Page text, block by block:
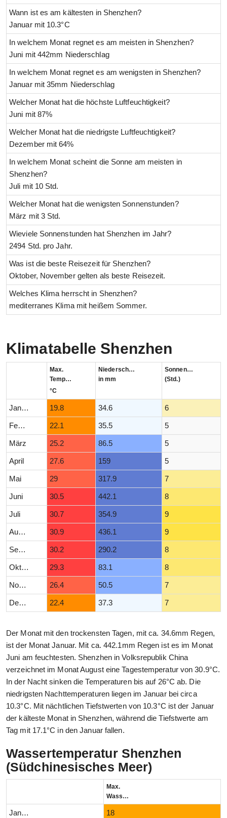
Wann ist es am kältesten in Shenzhen?
Januar mit 10.3°C
In welchem Monat regnet es am meisten in Shenzhen?
Juni mit 442mm Niederschlag
In welchem Monat regnet es am wenigsten in Shenzhen?
Januar mit 35mm Niederschlag
Welcher Monat hat die höchste Luftfeuchtigkeit?
Juni mit 87%
Welcher Monat hat die niedrigste Luftfeuchtigkeit?
Dezember mit 64%
In welchem Monat scheint die Sonne am meisten in
Shenzhen?
Juli mit 10 Std.
Welcher Monat hat die wenigsten Sonnenstunden?
März mit 3 Std.
Wieviele Sonnenstunden hat Shenzhen im Jahr?
2494 Std. pro Jahr.
Was ist die beste Reisezeit für Shenzhen?
Oktober, November gelten als beste Reisezeit.
Welches Klima herrscht in Shenzhen?
mediterranes Klima mit heißem Sommer.
Klimatabelle Shenzhen
Max.
Temperatur
°C
Niederschlag
in mm
Sonnenstunden
(Std.)
Januar 19.8 34.6 6
Februar 22.1 35.5 5
März 25.2 86.5 5
April 27.6 159 5
Mai 29 317.9 7
Juni 30.5 442.1 8
Juli 30.7 354.9 9
August 30.9 436.1 9
September 30.2 290.2 8
Oktober 29.3 83.1 8
November 26.4 50.5 7
Dezember 22.4 37.3 7
Der Monat mit den trockensten Tagen, mit ca. 34.6mm Regen,
ist der Monat Januar. Mit ca. 442.1mm Regen ist es im Monat
Juni am feuchtesten. Shenzhen in Volksrepublik China
verzeichnet im Monat August eine Tagestemperatur von 30.9°C.
In der Nacht sinken die Temperaturen bis auf 26°C ab. Die
niedrigsten Nachttemperaturen liegen im Januar bei circa
10.3°C. Mit nächtlichen Tiefstwerten von 10.3°C ist der Januar
der kälteste Monat in Shenzhen, während die Tiefstwerte am
Tag mit 17.1°C in den Januar fallen.
Wassertemperatur Shenzhen
(Südchinesisches Meer)
Max.
Wassertemperatur (°C)
Januar 18